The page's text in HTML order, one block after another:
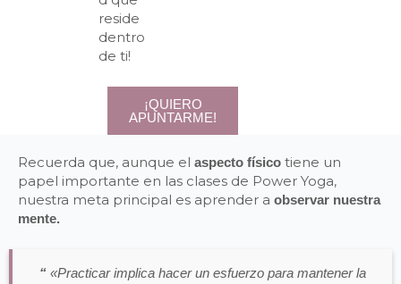
reside
dentro
de ti!
¡QUIERO
APUNTARME!
Recuerda que, aunque el aspecto físico tiene un
papel importante en las clases de Power Yoga,
nuestra meta principal es aprender a observar nuestra
mente.
“ «Practicar implica hacer un esfuerzo para mantener la